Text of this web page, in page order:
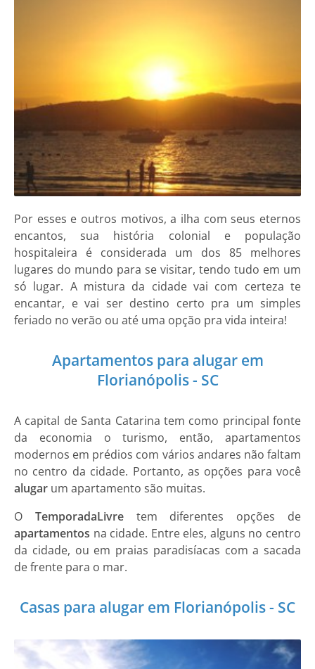
Por esses e outros motivos, a ilha com seus eternos
encantos, sua história colonial e população
hospitaleira é considerada um dos 85 melhores
lugares do mundo para se visitar, tendo tudo em um
só lugar. A mistura da cidade vai com certeza te
encantar, e vai ser destino certo pra um simples
feriado no verão ou até uma opção pra vida inteira!
Apartamentos para alugar em
Florianópolis - SC
A capital de Santa Catarina tem como principal fonte
da economia o turismo, então, apartamentos
modernos em prédios com vários andares não faltam
no centro da cidade. Portanto, as opções para você
alugar um apartamento são muitas.
O TemporadaLivretem diferentes opções de
apartamentos na cidade. Entre eles, alguns no centro
da cidade, ou em praias paradisíacas com a sacada
de frente para o mar.
Casas para alugar em Florianópolis - SC